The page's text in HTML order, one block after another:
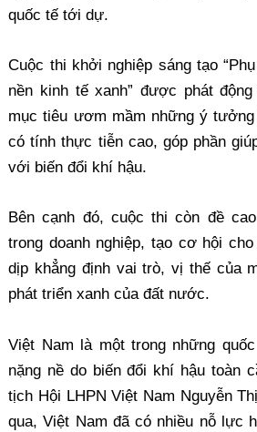
quốc tế tới dự.
Cuộc thi khởi nghiệp sáng tạo
nền kinh tế xanh” được phát
mục tiêu ươm mầm những ý
có tính thực tiễn cao, góp phần
với biến đổi khí hậu.
Bên cạnh đó, cuộc thi còn đề
trong doanh nghiệp, tạo cơ hội
dịp khẳng định vai trò, vị thế của
phát triển xanh của đất nước.
Việt Nam là một trong những
nặng nề do biến đổi khí hậu toàn
tịch Hội LHPN Việt Nam Nguyễn
qua, Việt Nam đã có nhiều nỗ lực